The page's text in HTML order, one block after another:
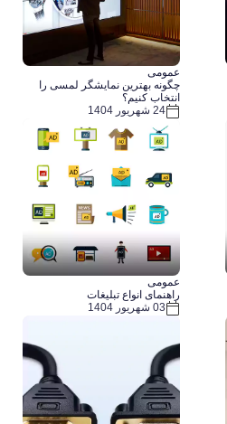
عمومی
چگونه بهترین نمایشگر لمسی را
انتخاب کنیم؟
24 شهریور 1404
عمومی
راهنمای انواع تبلیغات
03 شهریور 1404